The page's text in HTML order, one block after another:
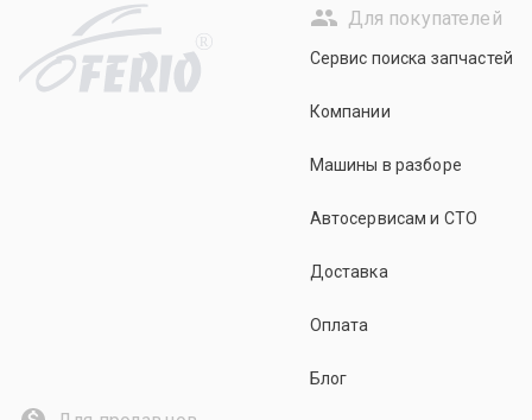
R
Для покупателей
Сервис поиска запчастей
Компании
Машины в разборе
Автосервисам и СТО
Доставка
Оплата
Блог